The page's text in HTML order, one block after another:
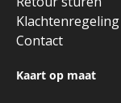
Klachtenregeling
Contact
Kaart op maat